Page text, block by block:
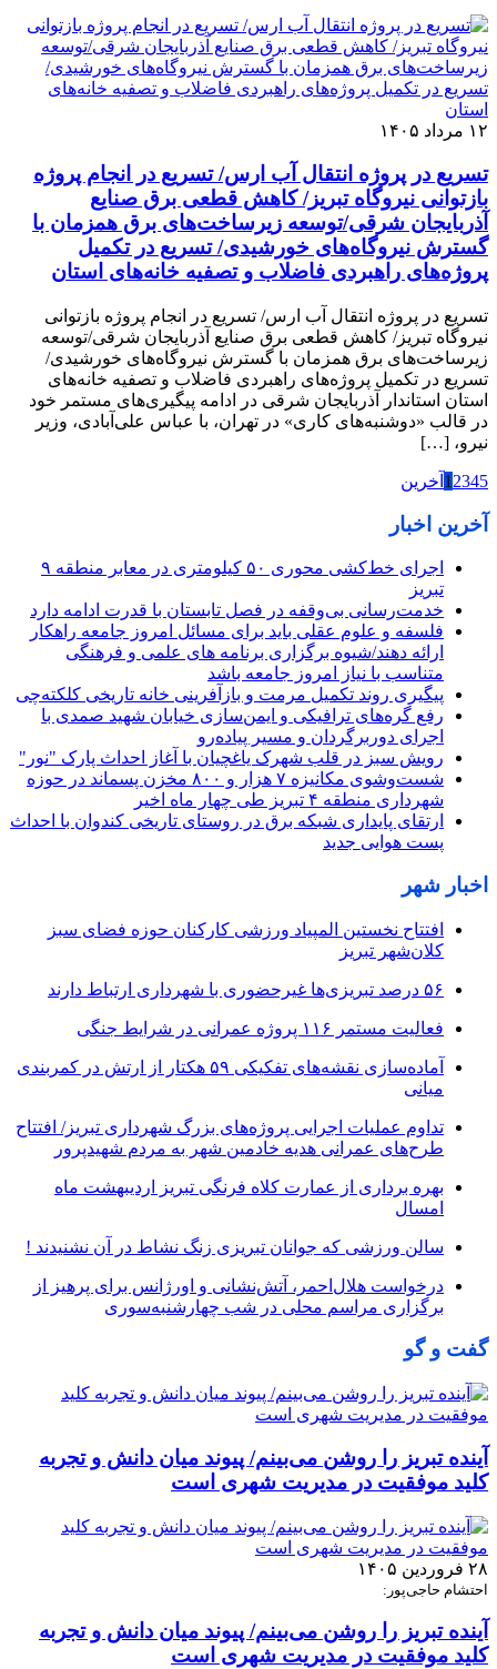
۱۲ مرداد ۱۴۰۵
تسریع در پروژه انتقال آب ارس/ تسریع در انجام پروژه
بازتوانی نیروگاه تبریز/ کاهش قطعی برق صنایع
آذربایجان شرقی/توسعه زیرساخت‌‌های برق همزمان با
گسترش نیروگاه‌‌های خورشیدی/ تسریع در تکمیل
پروژه‌‌های راهبردی فاضلاب و تصفیه خانه‌های استان
تسریع در پروژه انتقال آب ارس/ تسریع در انجام پروژه بازتوانی
نیروگاه تبریز/ کاهش قطعی برق صنایع آذربایجان شرقی/توسعه
زیرساخت‌‌های برق همزمان با گسترش نیروگاه‌‌های خورشیدی/
تسریع در تکمیل پروژه‌‌های راهبردی فاضلاب و تصفیه خانه‌های
استان استاندار آذربایجان شرقی در ادامه پیگیری‌‌های مستمر خود
در قالب «دوشنبه‌‌های کاری» در تهران، با عباس علی‌آبادی، وزیر
نیرو، […]
1 2345 آخرین
آخرین اخبار
اجرای خط‌کشی محوری ۵۰ کیلومتری در معابر منطقه ۹
تبریز
خدمت‌رسانی بی‌وقفه در فصل تابستان با قدرت ادامه دارد
فلسفه و علوم عقلی باید برای مسائل امروز جامعه راهکار
ارائه دهند/شیوه برگزاری برنامه‌ های علمی و فرهنگی
متناسب با نیاز امروز جامعه باشد
پیگیری روند تکمیل مرمت و بازآفرینی خانه تاریخی کلکته‌چی
رفع گره‌های ترافیکی و ایمن‌سازی خیابان شهید صمدی با
اجرای دوربرگردان و مسیر پیاده‌رو
رویش سبز در قلب شهرک یاغچیان با آغاز احداث پارک "نور"
شست‌وشوی مکانیزه ۷ هزار و ۸۰۰ مخزن پسماند در حوزه
شهرداری منطقه ۴ تبریز طی چهار ماه اخیر
ارتقای پایداری شبکه برق در روستای تاریخی کندوان با احداث
پست هوایی جدید
اخبار شهر
افتتاح نخستین المپیاد ورزشی کارکنان حوزه فضای سبز
کلان‌شهر تبریز
۵۶ درصد تبریزی‌ها غیرحضوری با شهرداری ارتباط دارند
فعالیت مستمر ۱۱۶ پروژه عمرانی در شرایط جنگی
آماده‌سازی نقشه‌های تفکیکی ۵۹ هکتار از ارتش در کمربندی
میانی
تداوم عملیات اجرایی پروژه‌های بزرگ شهرداری تبریز/ افتتاح
طرح‌های عمرانی هدیه خادمین شهر به مردم شهیدپرور
بهره برداری از عمارت کلاه فرنگی تبریز اردیبهشت ماه
امسال
سالن ورزشی که جوانان تبریزی زنگ نشاط در آن نشنیدند !
درخواست هلال‌احمر، آتش‌نشانی و اورژانس برای پرهیز از
برگزاری مراسم محلی در شب چهارشنبه‌سوری
گفت و گو
آینده تبریز را روشن می‌بینم/ پیوند میان دانش و تجربه
کلید موفقیت در مدیریت شهری است
۲۸ فروردین ۱۴۰۵
احتشام حاجی‌پور:
آینده تبریز را روشن می‌بینم/ پیوند میان دانش و تجربه
کلید موفقیت در مدیریت شهری است